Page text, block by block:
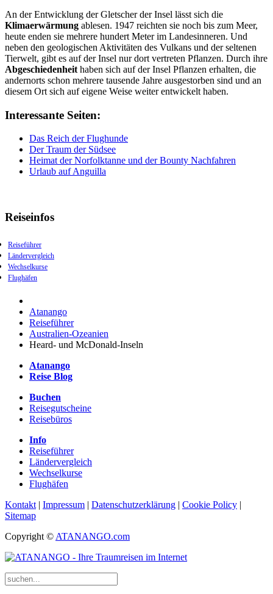
An der Entwicklung der Gletscher der Insel lässt sich die
Klimaerwärmung ablesen. 1947 reichten sie noch bis zum Meer,
heute enden sie mehrere hundert Meter im Landesinneren. Und
neben den geologischen Aktivitäten des Vulkans und der seltenen
Tierwelt, gibt es auf der Insel nur dort vertreten Pflanzen. Durch ihre
Abgeschiedenheit haben sich auf der Insel Pflanzen erhalten, die
andernorts schon mehrere tausende Jahre ausgestorben sind und an
diesem Ort sich auf eigene Weise weiter entwickelt haben.
Interessante Seiten:
Das Reich der Flughunde
Der Traum der Südsee
Heimat der Norfolktanne und der Bounty Nachfahren
Urlaub auf Anguilla
Reiseinfos
Reiseführer
Ländervergleich
Wechselkurse
Flughäfen
Atanango
Reiseführer
Australien-Ozeanien
Heard- und McDonald-Inseln
Atanango
Reise Blog
Buchen
Reisegutscheine
Reisebüros
Info
Reiseführer
Ländervergleich
Wechselkurse
Flughäfen
Kontakt | Impressum | Datenschutzerklärung | Cookie Policy |
Sitemap
Copyright © ATANANGO.com